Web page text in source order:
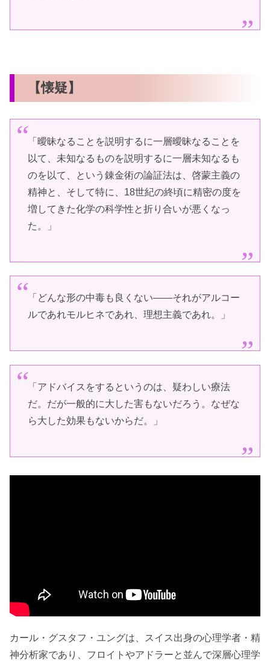
【懐疑】
「曖昧なることを説明するに一層曖昧なることを
以て、未知なるものを説明するに一層未知なるも
のを以て、という錬金術の論証法は、啓蒙主義の
精神と、そして特に、18世紀の終頃に精密の度を
増してきた化学の科学性と折り合いが悪くなっ
た。」
「どんな形の中毒も良くない――それがアルコー
ルであれモルヒネであれ、理想主義であれ。」
「アドバイスをするというのは、疑わしい療法
だ。だが一般的に大した害もないだろう。なぜな
ら大した効果もないからだ。」
カール・グスタフ・ユングは、スイス出身の心理学者・精
神分析家であり、フロイトやアドラーと並んで深層心理学